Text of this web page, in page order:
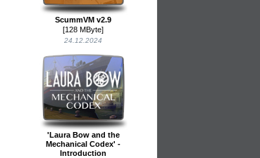
ScummVM v2.9
[128 MByte]
24.12.2024
'Laura Bow and the
Mechanical Codex' -
Introduction